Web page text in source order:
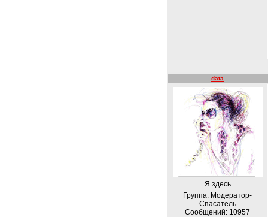
data
Я здесь
Группа: Модератор-
Спасатель
Сообщений: 10957